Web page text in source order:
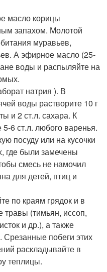
масло корицы
запахом. Молотой
муравьев,
А эфирное масло (25-
воды и распыляйте на
натрия ). В
воды растворите 10 г
и 2 ст.л. сахара. К
6 ст.л. любого варенья.
посуду или на кусочки
где были замечены
смесь не намочил
для детей, птиц и
по краям грядок и в
(тимьян, иссоп,
и др.), а также
побеги этих
раскладывайте в
теплицы.